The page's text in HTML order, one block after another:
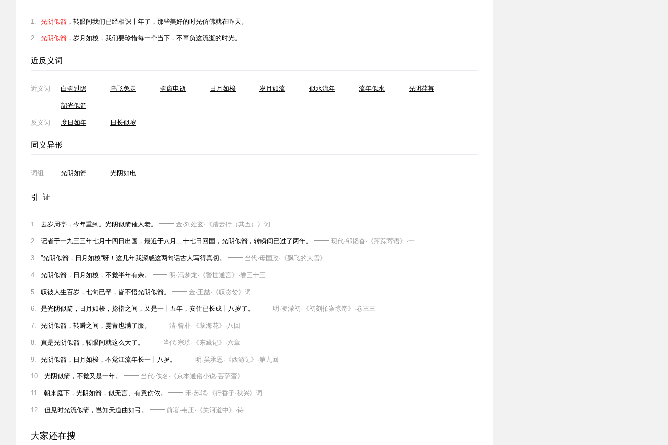
1. 光阴似箭 ，转眼间我们已经相识十年了，那些美好的时光仿佛就在昨天。
2. 光阴似箭 ，岁月如梭，我们要珍惜每一个当下，不辜负这流逝的时光。
近反义词
近义词 白驹过隙 乌飞兔走 驹窗电逝 日月如梭 岁月如流 似水流年 流年似水 光阴荏苒
韶光似箭
反义词 度日如年 日长似岁
同义异形
词组 光阴如箭 光阴如电
引 证
1. 去岁周亭，今年重到。光阴似箭催人老。 金·刘处玄·《踏云行（其五）》词
2. 记者于一九三三年七月十四日出国，最近于八月二十七日回国，光阴似箭，转瞬间已过了两年。 现代·邹韬奋·《萍踪寄语》·一
3. ”光阴似箭，日月如梭“呀！这几年我深感这两句话古人写得真切。 当代·母国政·《飘飞的大雪》
4. 光阴似箭，日月如梭，不觉半年有余。 明·冯梦龙·《警世通言》·卷三十三
5. 叹彼人生百岁，七旬已罕，皆不悟光阴似箭。 金·王喆·《叹贪婪》词
6. 是光阴似箭，日月如梭，捻指之间，又是一十五年，安住已长成十八岁了。 明·凌濛初·《初刻拍案惊奇》·卷三三
7. 光阴似箭，转瞬之间，雯青也满了服。 清·曾朴·《孽海花》·八回
8. 真是光阴似箭，转眼间就这么大了。 当代·宗璞·《东藏记》·六章
9. 光阴似箭，日月如梭，不觉江流年长一十八岁。 明·吴承恩·《西游记》·第九回
10. 光阴似箭，不觉又是一年。 当代·佚名·《京本通俗小说·菩萨蛮》
11. 朝来庭下，光阴如箭，似无言、有意伤侬。 宋·苏轼·《行香子·秋兴》词
12. 但见时光流似箭，岂知天道曲如弓。 前署·韦庄·《关河道中》·诗
大家还在搜